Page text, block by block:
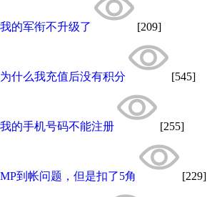
我的军衔不升级了 [209]
为什么我充值后没有积分 [545]
我的手机号码不能注册 [255]
MP到帐问题，但是扣了5角 [229]